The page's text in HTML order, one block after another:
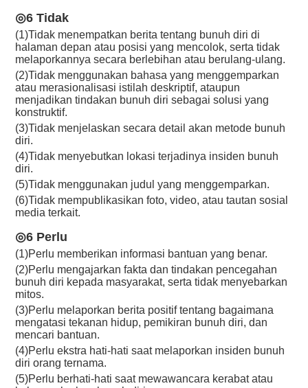
◎6 Tidak
(1)Tidak menempatkan berita tentang bunuh diri di
halaman depan atau posisi yang mencolok, serta tidak
melaporkannya secara berlebihan atau berulang-ulang.
(2)Tidak menggunakan bahasa yang menggemparkan
atau merasionalisasi istilah deskriptif, ataupun
menjadikan tindakan bunuh diri sebagai solusi yang
konstruktif.
(3)Tidak menjelaskan secara detail akan metode bunuh
diri.
(4)Tidak menyebutkan lokasi terjadinya insiden bunuh
diri.
(5)Tidak menggunakan judul yang menggemparkan.
(6)Tidak mempublikasikan foto, video, atau tautan sosial
media terkait.
◎6 Perlu
(1)Perlu memberikan informasi bantuan yang benar.
(2)Perlu mengajarkan fakta dan tindakan pencegahan
bunuh diri kepada masyarakat, serta tidak menyebarkan
mitos.
(3)Perlu melaporkan berita positif tentang bagaimana
mengatasi tekanan hidup, pemikiran bunuh diri, dan
mencari bantuan.
(4)Perlu ekstra hati-hati saat melaporkan insiden bunuh
diri orang ternama.
(5)Perlu berhati-hati saat mewawancara kerabat atau